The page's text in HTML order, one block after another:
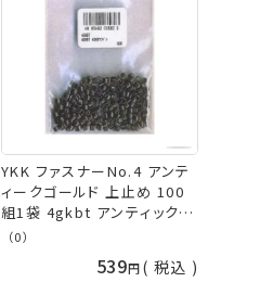
YKK ファスナーNo.4 アンテ
ィークゴールド 上止め 100
組1袋 4gkbt アンティック上
止 ネコポス可 手芸の山久
（0）
539 税込